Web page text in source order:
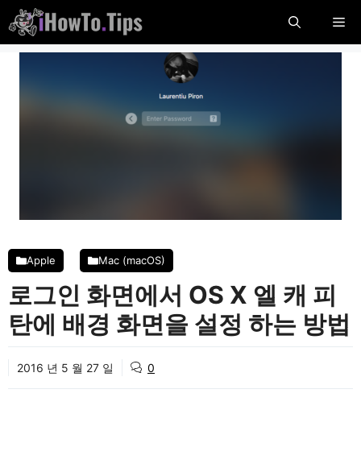
텐
츠
메
Apple Mac (macOS)
로그인 화면에서 OS X 엘 캐 피
탄에 배경 화면을 설정 하는 방법
2016 년 5 월 27 일 0